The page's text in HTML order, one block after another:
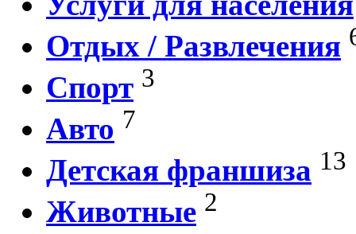
Отдых / Развлечения
Спорт 3
Авто 7
Детская франшиза 13
Животные 2